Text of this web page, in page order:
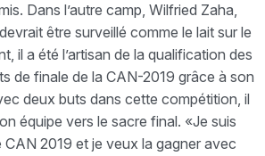
Dans l’autre camp, Wilfried Zaha,
être surveillé comme le lait sur le
il a été l’artisan de la qualification des
de finale de la CAN-2019 grâce à son
deux buts dans cette compétition, il
équipe vers le sacre final. «Je suis
2019 et je veux la gagner avec